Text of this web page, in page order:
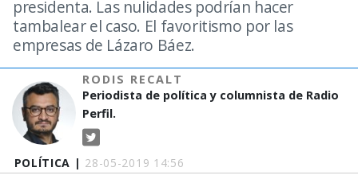
POLÍTICA | 28-05-2019 14:56
presidenta. Las nulidades podrían hacer
tambalear el caso. El favoritismo por las
empresas de Lázaro Báez.
RODIS RECALT
Periodista de política y columnista de Radio
Perfil.